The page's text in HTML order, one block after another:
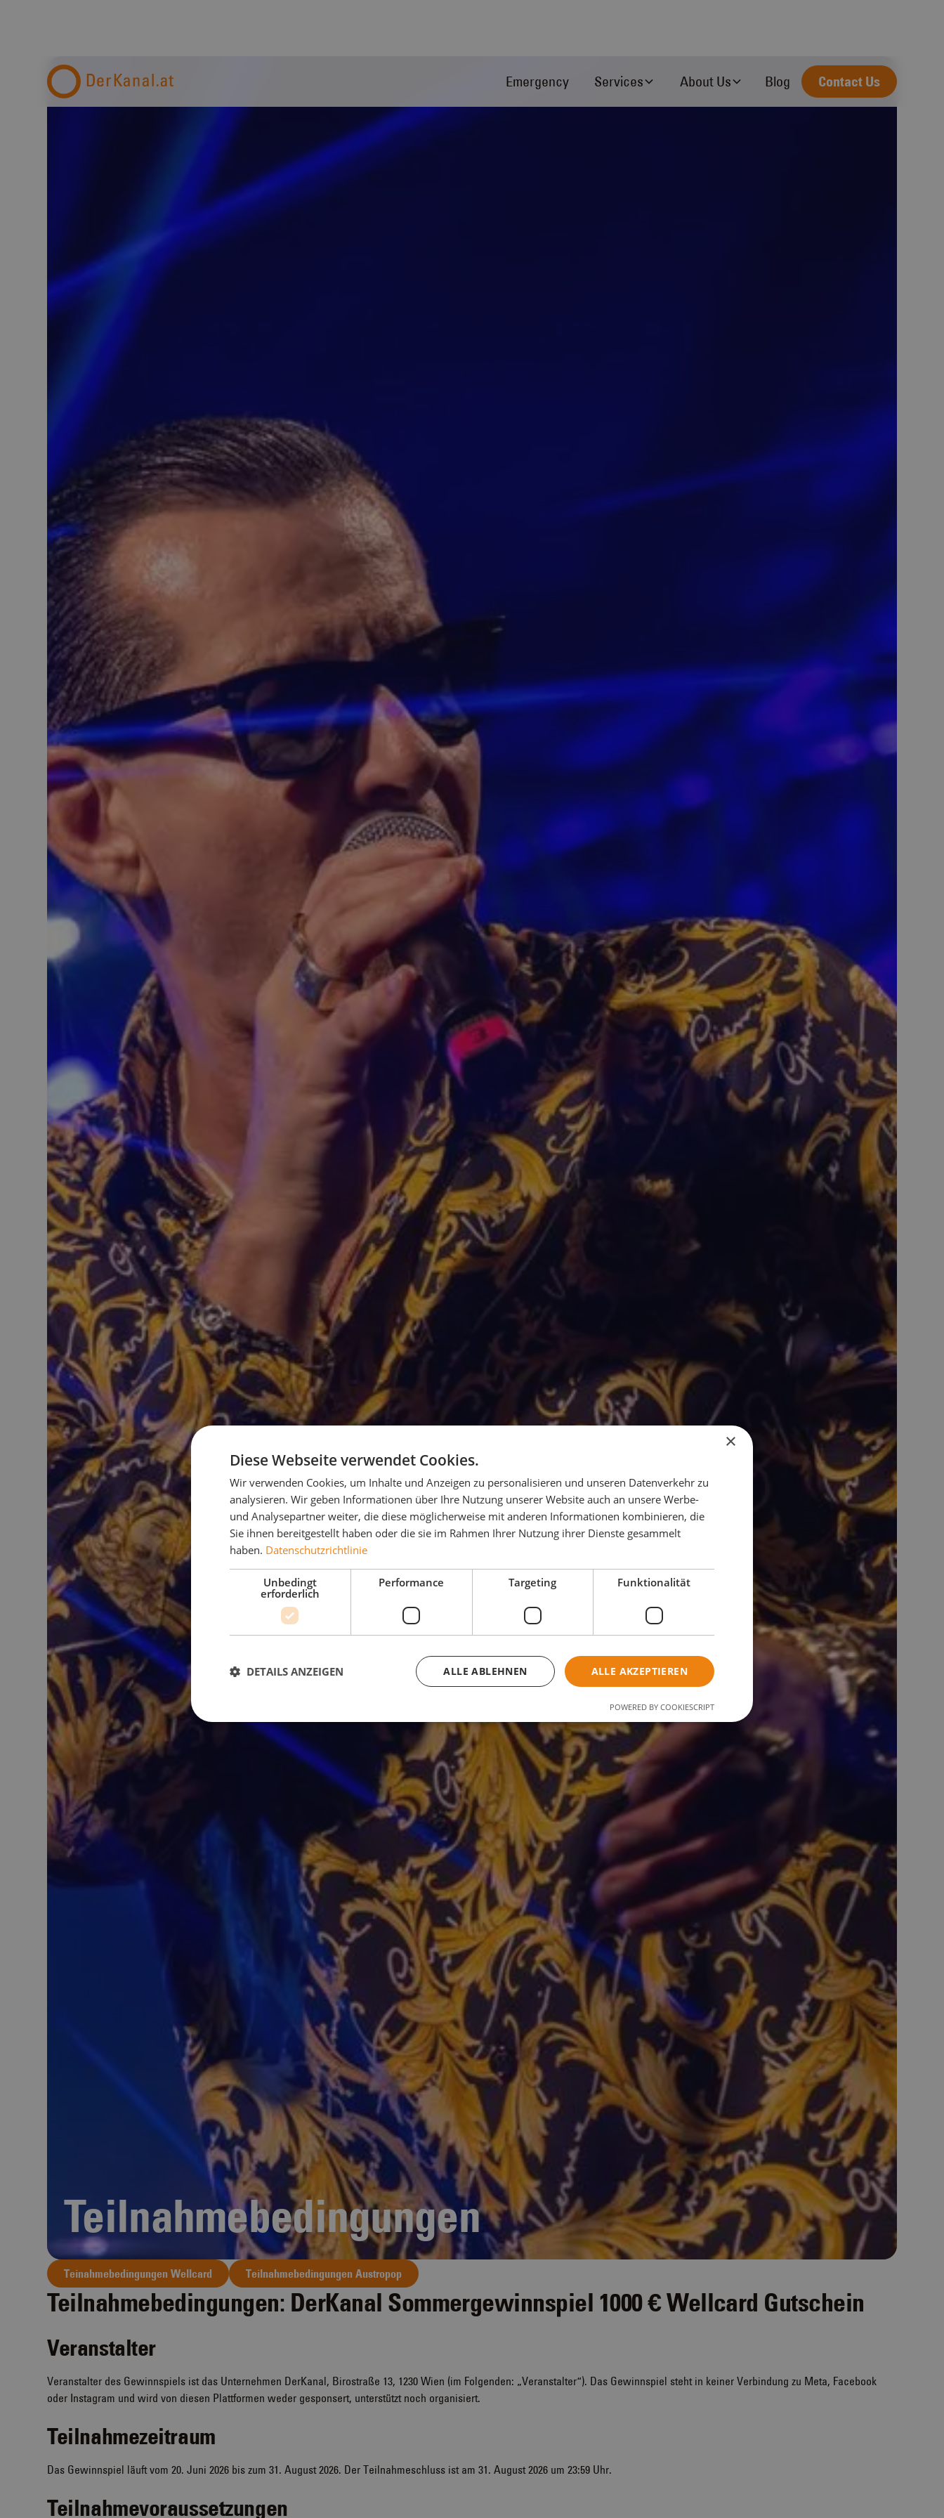
Emergency Services About Us Blog Contact Us
Teilnahmebedingungen
Teinahmebedingungen Wellcard Teilnahmebedingungen Austropop
Teilnahmebedingungen: DerKanal Sommergewinnspiel 1000 € Wellcard Gutschein
Veranstalter
Veranstalter des Gewinnspiels ist das Unternehmen DerKanal, Birostraße 13, 1230 Wien (im Folgenden: „Veranstalter“). Das Gewinnspiel steht in keiner Verbindung zu Meta, Facebook
oder Instagram und wird von diesen Plattformen weder gesponsert, unterstützt noch organisiert.
Teilnahmezeitraum
Das Gewinnspiel läuft vom 20. Juni 2026 bis zum 31. August 2026. Der Teilnahmeschluss ist am 31. August 2026 um 23:59 Uhr.
Teilnahmevoraussetzungen
×
Diese Webseite verwendet Cookies.
Wir verwenden Cookies, um Inhalte und Anzeigen zu personalisieren und unseren Datenverkehr zu
analysieren. Wir geben Informationen über Ihre Nutzung unserer Website auch an unsere Werbe-
und Analysepartner weiter, die diese möglicherweise mit anderen Informationen kombinieren, die
Sie ihnen bereitgestellt haben oder die sie im Rahmen Ihrer Nutzung ihrer Dienste gesammelt
haben. Datenschutzrichtlinie
Unbedingt
erforderlich
Performance Targeting Funktionalität
ALLE AKZEPTIEREN
ALLE ABLEHNEN
DETAILS ANZEIGEN
POWERED BY COOKIESCRIPT